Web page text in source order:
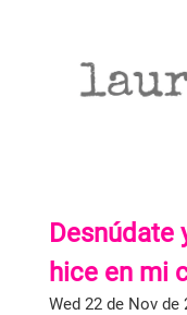
WORK
Desnúdate
hice en mi
Wed 22 de Nov de